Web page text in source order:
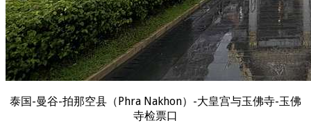
泰国-曼谷-拍那空县（Phra Nakhon）-大皇宫与玉佛寺-玉佛
寺检票口